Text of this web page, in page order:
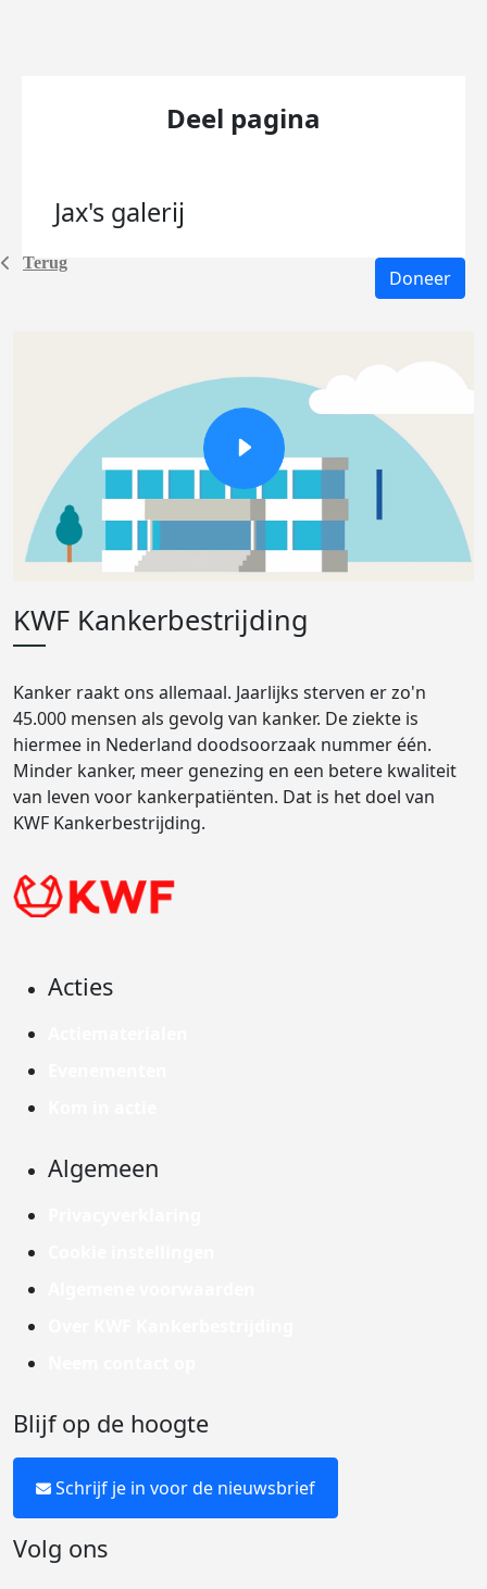
Terug
Deel pagina
Jax's galerij
Doneer
KWF Kankerbestrijding
Kanker raakt ons allemaal. Jaarlijks sterven er zo'n
45.000 mensen als gevolg van kanker. De ziekte is
hiermee in Nederland doodsoorzaak nummer één.
Minder kanker, meer genezing en een betere kwaliteit
van leven voor kankerpatiënten. Dat is het doel van
KWF Kankerbestrijding.
Acties
Algemeen
Blijf op de hoogte
Schrijf je in voor de nieuwsbrief
Volg ons